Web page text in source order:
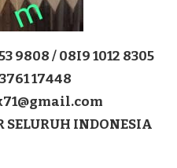
9808 / 08I9 1012 8305
17448
SELURUH INDONESIA